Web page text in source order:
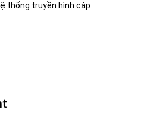
thống truyền hình cáp